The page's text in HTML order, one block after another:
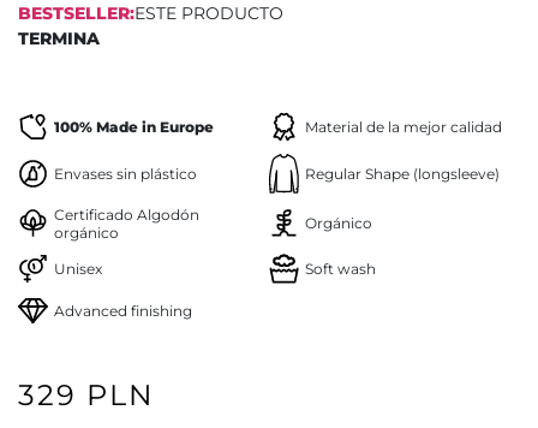
BESTSELLER:ESTE PRODUCTO
TERMINA
100% Made in Europe Material de la mejor calidad
Envases sin plástico Regular Shape (longsleeve)
Certificado Algodón
orgánico
Orgánico
Unisex Soft wash
Advanced finishing
329 PLN